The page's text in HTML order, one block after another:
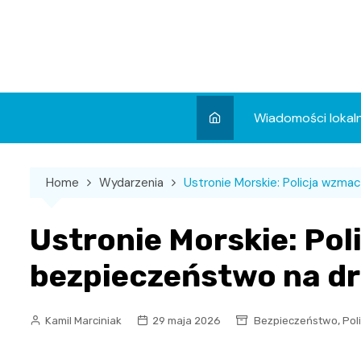
Wiadomości
Wydarzenia
Sport
Home Wydarzenia Ustronie Morskie: Policja
Ustronie Morskie:
bezpieczeństwo na
Kamil Marciniak 29 maja 2026 Bezpieczeństwo,